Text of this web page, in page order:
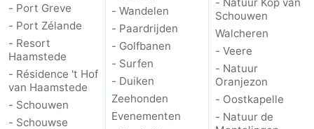
Zuid-
Holland
-
Leiden
Bollenstreek
-
- Port Greve
- Port Zélande
- Resort
Haamstede
- Résidence 't Hof
van Haamstede
- Schouwen
- Schouwse
- Wandelen
- Paardrijden
- Golfbanen
- Surfen
- Duiken
Zeehonden
Evenementen
Schouwen
Walcheren
- Veere
- Natuur
Oranjezon
- Oostkapelle
- Natuur de